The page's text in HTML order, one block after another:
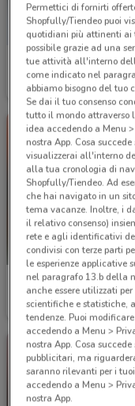
Agenzia
Scade il 15/12
Agenzia
Scade il 15/12
Permettici di fornirti
Shopfully/Tiendeo puoi
quotidiani più attinenti ai
possibile grazie ad una
tue attività all'interno
come indicato nel
abbiamo bisogno del tuo
Se dai il tuo consenso
tutto il mondo attraverso
idea accedendo a Menu
nostra App. Cosa
visualizzerai all'interno
alla tua cronologia di
Shopfully/Tiendeo. Ad
che hai navigato in un
tema vacanze. Inoltre, i
il relativo consenso)
rete e agli identificativi
condivisi con terze parti
le esperienze applicative
nel paragrafo 13.b della
anche essere utilizzati
scientifiche e statistiche,
tendenze. Puoi
accedendo a Menu >
nostra App. Cosa
pubblicitari, ma
saranno rilevanti per i
accedendo a Menu >
nostra App.